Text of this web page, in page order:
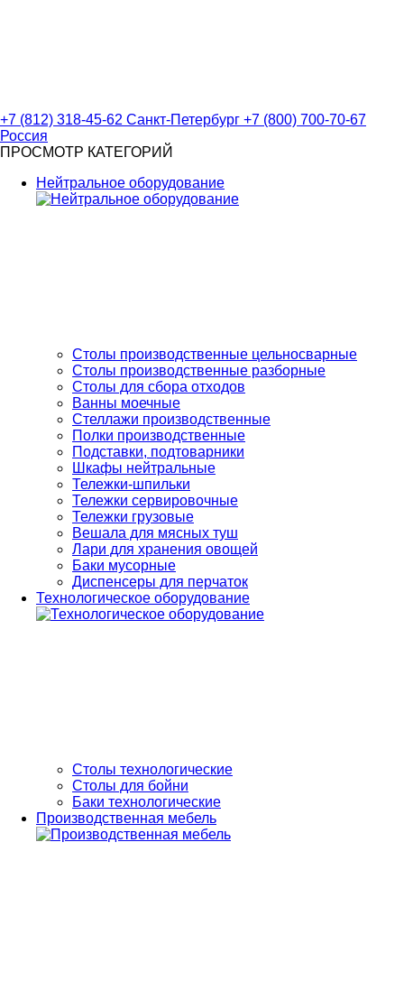
+7 (812) 318-45-62 Санкт-Петербург +7 (800) 700-70-67
Россия
ПРОСМОТР КАТЕГОРИЙ
Нейтральное оборудование
Столы производственные цельносварные
Cтолы производственные разборные
Столы для сбора отходов
Ванны моечные
Стеллажи производственные
Полки производственные
Подставки, подтоварники
Шкафы нейтральные
Тележки-шпильки
Тележки сервировочные
Тележки грузовые
Вешала для мясных туш
Лари для хранения овощей
Баки мусорные
Диспенсеры для перчаток
Технологическое оборудование
Столы технологические
Столы для бойни
Баки технологические
Производственная мебель